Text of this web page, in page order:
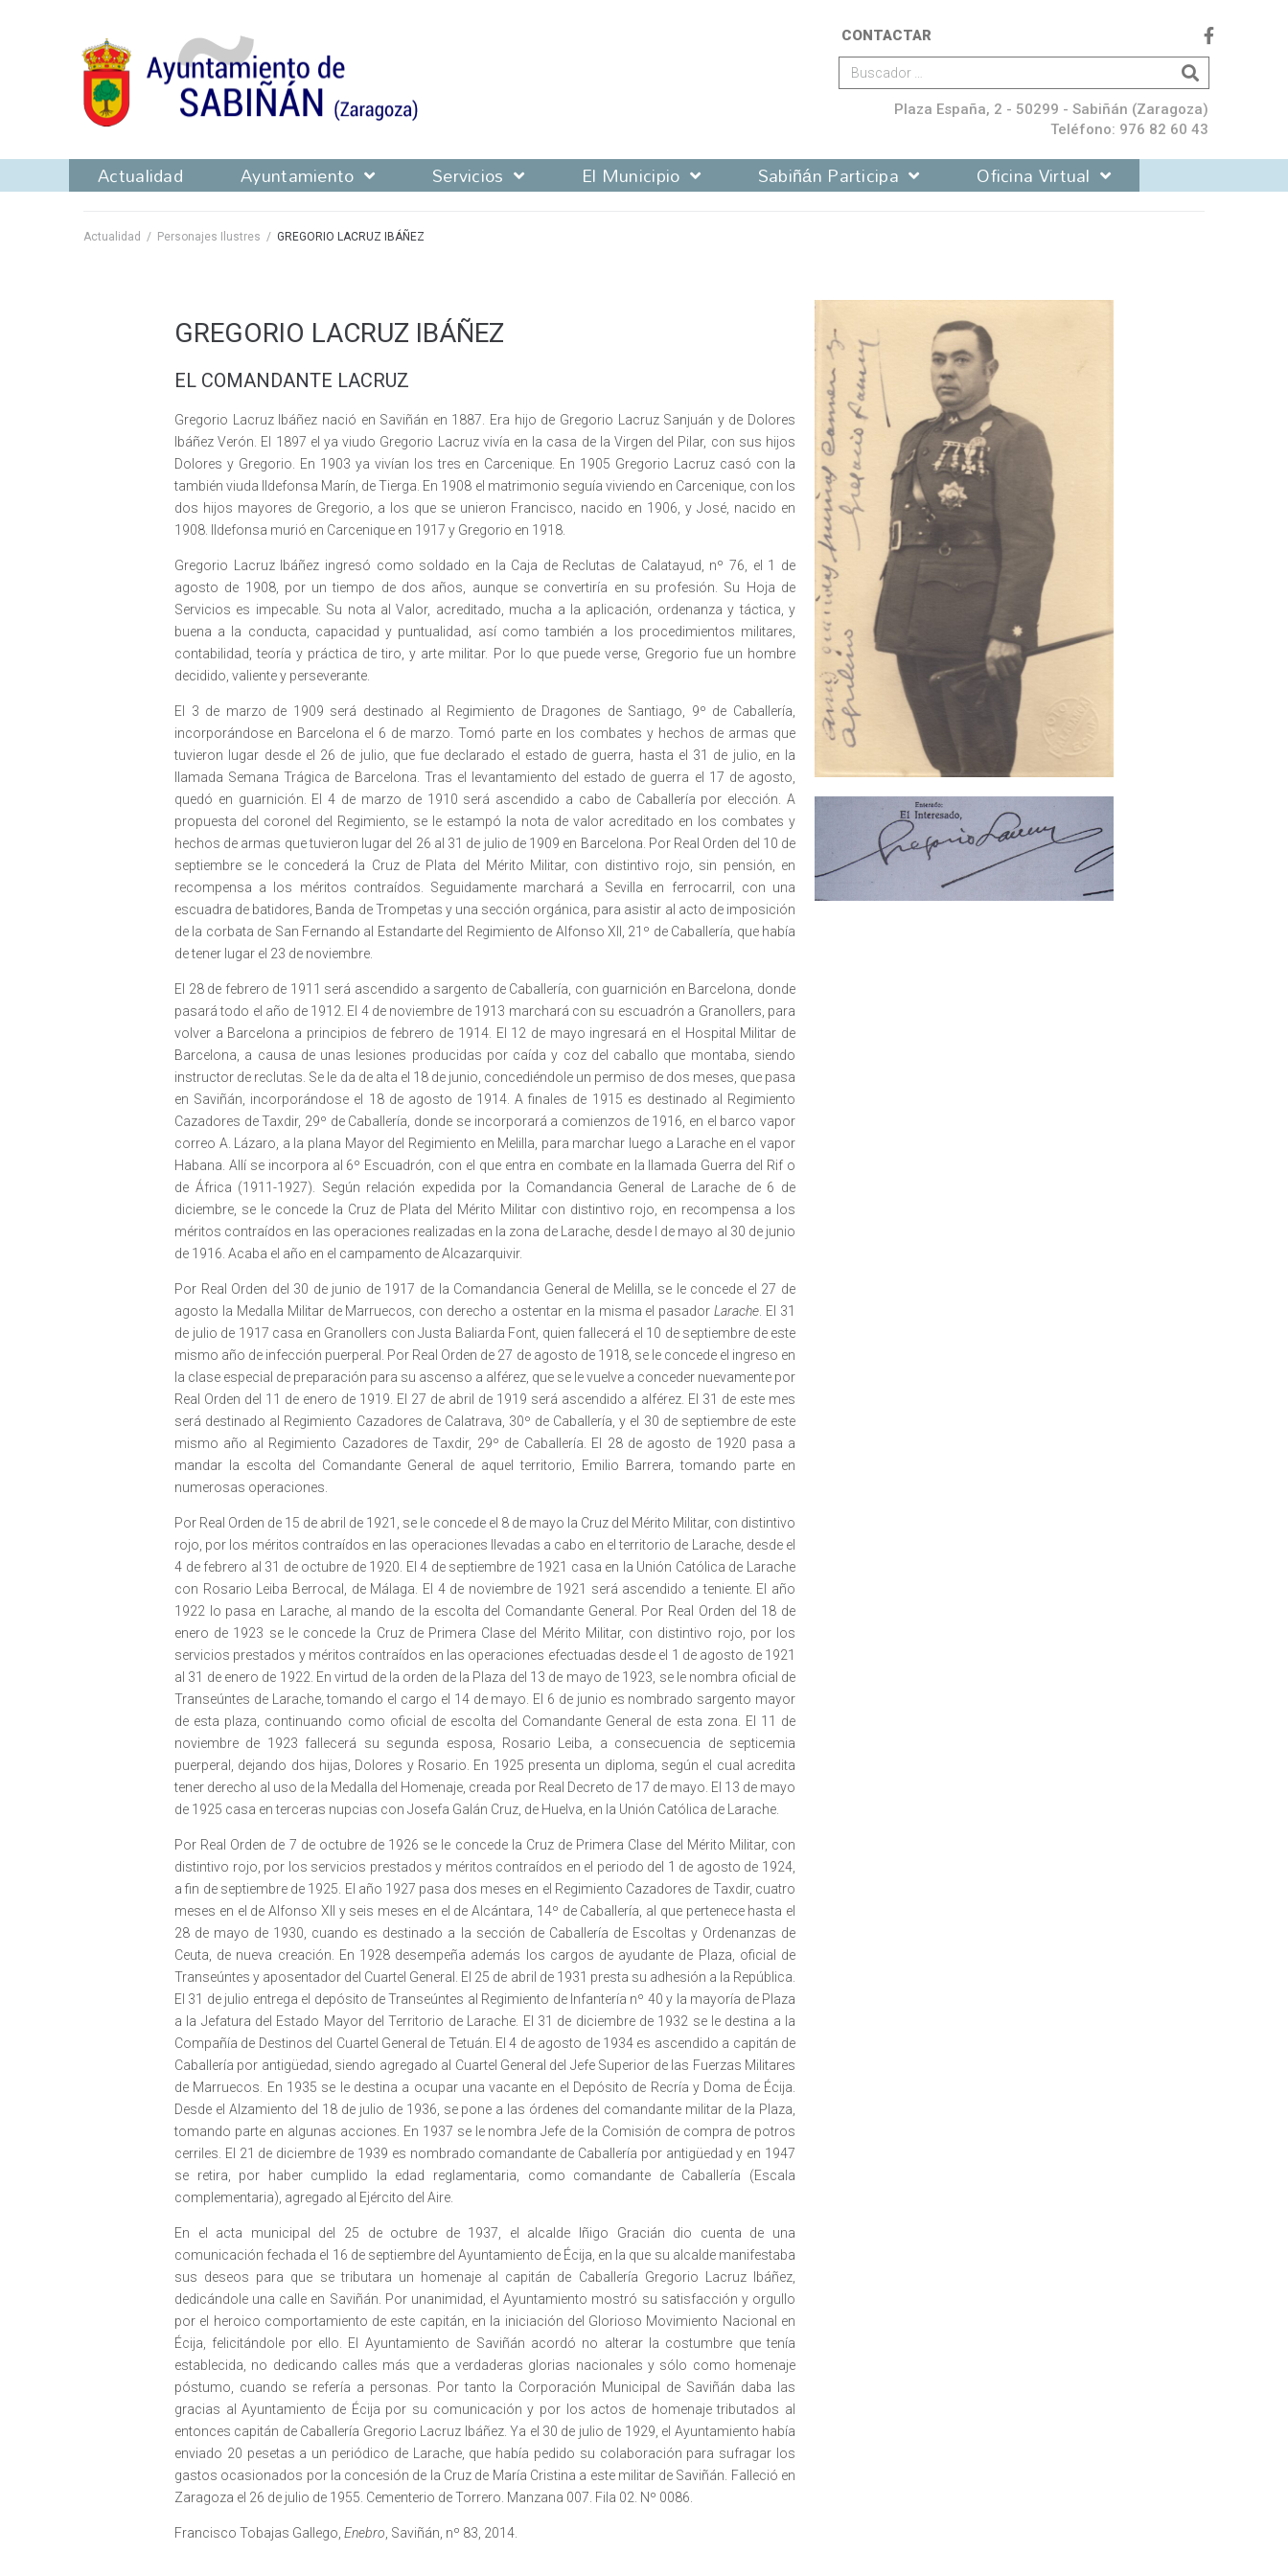
CONTACTAR
Plaza España, 2 - 50299 - Sabiñán (Zaragoza)
Teléfono: 976 82 60 43
Actualidad Ayuntamiento Servicios El Municipio Sabiñán Participa Oficina Virtual
Actualidad / Personajes Ilustres / GREGORIO LACRUZ IBÁÑEZ
GREGORIO LACRUZ IBÁÑEZ
EL COMANDANTE LACRUZ
Gregorio Lacruz Ibáñez nació en Saviñán en 1887. Era hijo de Gregorio Lacruz Sanjuán y de Dolores
Ibáñez Verón. El 1897 el ya viudo Gregorio Lacruz vivía en la casa de la Virgen del Pilar, con sus hijos
Dolores y Gregorio. En 1903 ya vivían los tres en Carcenique. En 1905 Gregorio Lacruz casó con la
también viuda Ildefonsa Marín, de Tierga. En 1908 el matrimonio seguía viviendo en Carcenique, con los
dos hijos mayores de Gregorio, a los que se unieron Francisco, nacido en 1906, y José, nacido en
1908. Ildefonsa murió en Carcenique en 1917 y Gregorio en 1918.
Gregorio Lacruz Ibáñez ingresó como soldado en la Caja de Reclutas de Calatayud, nº 76, el 1 de
agosto de 1908, por un tiempo de dos años, aunque se convertiría en su profesión. Su Hoja de
Servicios es impecable. Su nota al Valor, acreditado, mucha a la aplicación, ordenanza y táctica, y
buena a la conducta, capacidad y puntualidad, así como también a los procedimientos militares,
contabilidad, teoría y práctica de tiro, y arte militar. Por lo que puede verse, Gregorio fue un hombre
decidido, valiente y perseverante.
El 3 de marzo de 1909 será destinado al Regimiento de Dragones de Santiago, 9º de Caballería,
incorporándose en Barcelona el 6 de marzo. Tomó parte en los combates y hechos de armas que
tuvieron lugar desde el 26 de julio, que fue declarado el estado de guerra, hasta el 31 de julio, en la
llamada Semana Trágica de Barcelona. Tras el levantamiento del estado de guerra el 17 de agosto,
quedó en guarnición. El 4 de marzo de 1910 será ascendido a cabo de Caballería por elección. A
propuesta del coronel del Regimiento, se le estampó la nota de valor acreditado en los combates y
hechos de armas que tuvieron lugar del 26 al 31 de julio de 1909 en Barcelona. Por Real Orden del 10 de
septiembre se le concederá la Cruz de Plata del Mérito Militar, con distintivo rojo, sin pensión, en
recompensa a los méritos contraídos. Seguidamente marchará a Sevilla en ferrocarril, con una
escuadra de batidores, Banda de Trompetas y una sección orgánica, para asistir al acto de imposición
de la corbata de San Fernando al Estandarte del Regimiento de Alfonso XII, 21º de Caballería, que había
de tener lugar el 23 de noviembre.
El 28 de febrero de 1911 será ascendido a sargento de Caballería, con guarnición en Barcelona, donde
pasará todo el año de 1912. El 4 de noviembre de 1913 marchará con su escuadrón a Granollers, para
volver a Barcelona a principios de febrero de 1914. El 12 de mayo ingresará en el Hospital Militar de
Barcelona, a causa de unas lesiones producidas por caída y coz del caballo que montaba, siendo
instructor de reclutas. Se le da de alta el 18 de junio, concediéndole un permiso de dos meses, que pasa
en Saviñán, incorporándose el 18 de agosto de 1914. A finales de 1915 es destinado al Regimiento
Cazadores de Taxdir, 29º de Caballería, donde se incorporará a comienzos de 1916, en el barco vapor
correo A. Lázaro, a la plana Mayor del Regimiento en Melilla, para marchar luego a Larache en el vapor
Habana. Allí se incorpora al 6º Escuadrón, con el que entra en combate en la llamada Guerra del Rif o
de África (1911-1927). Según relación expedida por la Comandancia General de Larache de 6 de
diciembre, se le concede la Cruz de Plata del Mérito Militar con distintivo rojo, en recompensa a los
méritos contraídos en las operaciones realizadas en la zona de Larache, desde l de mayo al 30 de junio
de 1916. Acaba el año en el campamento de Alcazarquivir.
Por Real Orden del 30 de junio de 1917 de la Comandancia General de Melilla, se le concede el 27 de
agosto la Medalla Militar de Marruecos, con derecho a ostentar en la misma el pasadorLarache . El 31
de julio de 1917 casa en Granollers con Justa Baliarda Font, quien fallecerá el 10 de septiembre de este
mismo año de infección puerperal. Por Real Orden de 27 de agosto de 1918, se le concede el ingreso en
la clase especial de preparación para su ascenso a alférez, que se le vuelve a conceder nuevamente por
Real Orden del 11 de enero de 1919. El 27 de abril de 1919 será ascendido a alférez. El 31 de este mes
será destinado al Regimiento Cazadores de Calatrava, 30º de Caballería, y el 30 de septiembre de este
mismo año al Regimiento Cazadores de Taxdir, 29º de Caballería. El 28 de agosto de 1920 pasa a
mandar la escolta del Comandante General de aquel territorio, Emilio Barrera, tomando parte en
numerosas operaciones.
Por Real Orden de 15 de abril de 1921, se le concede el 8 de mayo la Cruz del Mérito Militar, con distintivo
rojo, por los méritos contraídos en las operaciones llevadas a cabo en el territorio de Larache, desde el
4 de febrero al 31 de octubre de 1920. El 4 de septiembre de 1921 casa en la Unión Católica de Larache
con Rosario Leiba Berrocal, de Málaga. El 4 de noviembre de 1921 será ascendido a teniente. El año
1922 lo pasa en Larache, al mando de la escolta del Comandante General. Por Real Orden del 18 de
enero de 1923 se le concede la Cruz de Primera Clase del Mérito Militar, con distintivo rojo, por los
servicios prestados y méritos contraídos en las operaciones efectuadas desde el 1 de agosto de 1921
al 31 de enero de 1922. En virtud de la orden de la Plaza del 13 de mayo de 1923, se le nombra oficial de
Transeúntes de Larache, tomando el cargo el 14 de mayo. El 6 de junio es nombrado sargento mayor
de esta plaza, continuando como oficial de escolta del Comandante General de esta zona. El 11 de
noviembre de 1923 fallecerá su segunda esposa, Rosario Leiba, a consecuencia de septicemia
puerperal, dejando dos hijas, Dolores y Rosario. En 1925 presenta un diploma, según el cual acredita
tener derecho al uso de la Medalla del Homenaje, creada por Real Decreto de 17 de mayo. El 13 de mayo
de 1925 casa en terceras nupcias con Josefa Galán Cruz, de Huelva, en la Unión Católica de Larache.
Por Real Orden de 7 de octubre de 1926 se le concede la Cruz de Primera Clase del Mérito Militar, con
distintivo rojo, por los servicios prestados y méritos contraídos en el periodo del 1 de agosto de 1924,
a fin de septiembre de 1925. El año 1927 pasa dos meses en el Regimiento Cazadores de Taxdir, cuatro
meses en el de Alfonso XII y seis meses en el de Alcántara, 14º de Caballería, al que pertenece hasta el
28 de mayo de 1930, cuando es destinado a la sección de Caballería de Escoltas y Ordenanzas de
Ceuta, de nueva creación. En 1928 desempeña además los cargos de ayudante de Plaza, oficial de
Transeúntes y aposentador del Cuartel General. El 25 de abril de 1931 presta su adhesión a la República.
El 31 de julio entrega el depósito de Transeúntes al Regimiento de Infantería nº 40 y la mayoría de Plaza
a la Jefatura del Estado Mayor del Territorio de Larache. El 31 de diciembre de 1932 se le destina a la
Compañía de Destinos del Cuartel General de Tetuán. El 4 de agosto de 1934 es ascendido a capitán de
Caballería por antigüedad, siendo agregado al Cuartel General del Jefe Superior de las Fuerzas Militares
de Marruecos. En 1935 se le destina a ocupar una vacante en el Depósito de Recría y Doma de Écija.
Desde el Alzamiento del 18 de julio de 1936, se pone a las órdenes del comandante militar de la Plaza,
tomando parte en algunas acciones. En 1937 se le nombra Jefe de la Comisión de compra de potros
cerriles. El 21 de diciembre de 1939 es nombrado comandante de Caballería por antigüedad y en 1947
se retira, por haber cumplido la edad reglamentaria, como comandante de Caballería (Escala
complementaria), agregado al Ejército del Aire.
En el acta municipal del 25 de octubre de 1937, el alcalde Iñigo Gracián dio cuenta de una
comunicación fechada el 16 de septiembre del Ayuntamiento de Écija, en la que su alcalde manifestaba
sus deseos para que se tributara un homenaje al capitán de Caballería Gregorio Lacruz Ibáñez,
dedicándole una calle en Saviñán. Por unanimidad, el Ayuntamiento mostró su satisfacción y orgullo
por el heroico comportamiento de este capitán, en la iniciación del Glorioso Movimiento Nacional en
Écija, felicitándole por ello. El Ayuntamiento de Saviñán acordó no alterar la costumbre que tenía
establecida, no dedicando calles más que a verdaderas glorias nacionales y sólo como homenaje
póstumo, cuando se refería a personas. Por tanto la Corporación Municipal de Saviñán daba las
gracias al Ayuntamiento de Écija por su comunicación y por los actos de homenaje tributados al
entonces capitán de Caballería Gregorio Lacruz Ibáñez. Ya el 30 de julio de 1929, el Ayuntamiento había
enviado 20 pesetas a un periódico de Larache, que había pedido su colaboración para sufragar los
gastos ocasionados por la concesión de la Cruz de María Cristina a este militar de Saviñán. Falleció en
Zaragoza el 26 de julio de 1955. Cementerio de Torrero. Manzana 007. Fila 02. Nº 0086.
Francisco Tobajas Gallego, Enebro , Saviñán, nº 83, 2014.